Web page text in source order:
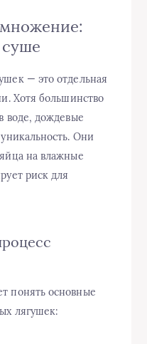
— это отдельная
Хотя большинство
воде, дождевые
Они
на влажные
риск для
понять основные
лягушек: